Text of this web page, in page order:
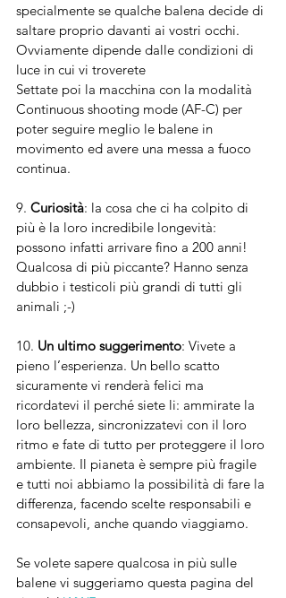
specialmente se qualche balena decide di
saltare proprio davanti ai vostri occhi.
Ovviamente dipende dalle condizioni di
luce in cui vi troverete
Settate poi la macchina con la modalità
Continuous shooting mode (AF-C) per
poter seguire meglio le balene in
movimento ed avere una messa a fuoco
continua.
9. Curiosità: la cosa che ci ha colpito di
più è la loro incredibile longevità:
possono infatti arrivare fino a 200 anni!
Qualcosa di più piccante? Hanno senza
dubbio i testicoli più grandi di tutti gli
animali ;-)
10. Un ultimo suggerimento: Vivete a
pieno l’esperienza. Un bello scatto
sicuramente vi renderà felici ma
ricordatevi il perché siete li: ammirate la
loro bellezza, sincronizzatevi con il loro
ritmo e fate di tutto per proteggere il loro
ambiente. Il pianeta è sempre più fragile
e tutti noi abbiamo la possibilità di fare la
differenza, facendo scelte responsabili e
consapevoli, anche quando viaggiamo.
Se volete sapere qualcosa in più sulle
balene vi suggeriamo questa pagina del